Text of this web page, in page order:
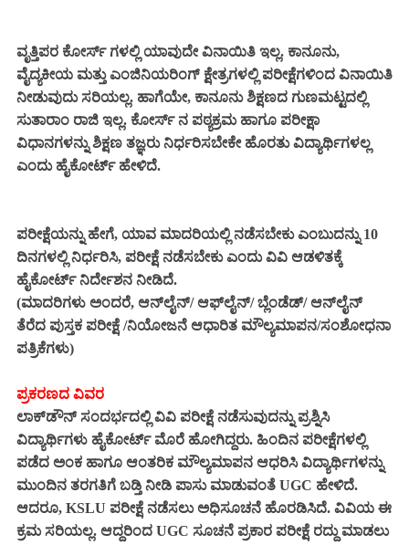
ವೃತ್ತಿಪರ ಕೋರ್ಸ್ ಗಳಲ್ಲಿ ಯಾವುದೇ ವಿನಾಯಿತಿ ಇಲ್ಲ. ಕಾನೂನು,
ವೈದ್ಯಕೀಯ ಮತ್ತು ಎಂಜಿನಿಯರಿಂಗ್ ಕ್ಷೇತ್ರಗಳಲ್ಲಿ ಪರೀಕ್ಷೆಗಳಿಂದ ವಿನಾಯಿತಿ
ನೀಡುವುದು ಸರಿಯಲ್ಲ. ಹಾಗೆಯೇ, ಕಾನೂನು ಶಿಕ್ಷಣದ ಗುಣಮಟ್ಟದಲ್ಲಿ
ಸುತಾರಾಂ ರಾಜಿ ಇಲ್ಲ. ಕೋರ್ಸ್ ನ ಪಠ್ಯಕ್ರಮ ಹಾಗೂ ಪರೀಕ್ಷಾ
ವಿಧಾನಗಳನ್ನು ಶಿಕ್ಷಣ ತಜ್ಞರು ನಿರ್ಧರಿಸಬೇಕೇ ಹೊರತು ವಿದ್ಯಾರ್ಥಿಗಳಲ್ಲ
ಎಂದು ಹೈಕೋರ್ಟ್ ಹೇಳಿದೆ.
ಪರೀಕ್ಷೆಯನ್ನು ಹೇಗೆ, ಯಾವ ಮಾದರಿಯಲ್ಲಿ ನಡೆಸಬೇಕು ಎಂಬುದನ್ನು 10
ದಿನಗಳಲ್ಲಿ ನಿರ್ಧರಿಸಿ, ಪರೀಕ್ಷೆ ನಡೆಸಬೇಕು ಎಂದು ವಿವಿ ಆಡಳಿತಕ್ಕೆ
ಹೈಕೋರ್ಟ್ ನಿರ್ದೇಶನ ನೀಡಿದೆ.
(ಮಾದರಿಗಳು ಅಂದರೆ, ಆನ್‌ಲೈನ್/ ಆಫ್‌ಲೈನ್/ ಬ್ಲೆಂಡೆಡ್/ ಆನ್‌ಲೈನ್
ತೆರೆದ ಪುಸ್ತಕ ಪರೀಕ್ಷೆ /ನಿಯೋಜನೆ ಆಧಾರಿತ ಮೌಲ್ಯಮಾಪನ/ಸಂಶೋಧನಾ
ಪತ್ರಿಕೆಗಳು)
ಪ್ರಕರಣದ ವಿವರ
ಲಾಕ್‌ಡೌನ್‌ ಸಂದರ್ಭದಲ್ಲಿ ವಿವಿ ಪರೀಕ್ಷೆ ನಡೆಸುವುದನ್ನು ಪ್ರಶ್ನಿಸಿ
ವಿದ್ಯಾರ್ಥಿಗಳು ಹೈಕೋರ್ಟ್ ಮೊರೆ ಹೋಗಿದ್ದರು. ಹಿಂದಿನ ಪರೀಕ್ಷೆಗಳಲ್ಲಿ
ಪಡೆದ ಅಂಕ ಹಾಗೂ ಆಂತರಿಕ ಮೌಲ್ಯಮಾಪನ ಆಧರಿಸಿ ವಿದ್ಯಾರ್ಥಿಗಳನ್ನು
ಮುಂದಿನ ತರಗತಿಗೆ ಬಡ್ತಿ ನೀಡಿ ಪಾಸು ಮಾಡುವಂತೆ UGC ಹೇಳಿದೆ.
ಆದರೂ, KSLU ಪರೀಕ್ಷೆ ನಡೆಸಲು ಅಧಿಸೂಚನೆ ಹೊರಡಿಸಿದೆ. ವಿವಿಯ ಈ
ಕ್ರಮ ಸರಿಯಲ್ಲ. ಆದ್ದರಿಂದ UGC ಸೂಚನೆ ಪ್ರಕಾರ ಪರೀಕ್ಷೆ ರದ್ದು ಮಾಡಲು